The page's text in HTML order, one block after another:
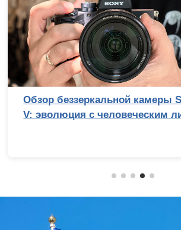
Обзор беззеркальной камеры
V: эволюция с человеческим